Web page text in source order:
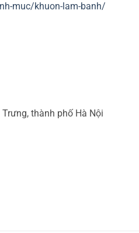
muc/khuon-lam-banh/
thành phố Hà Nội